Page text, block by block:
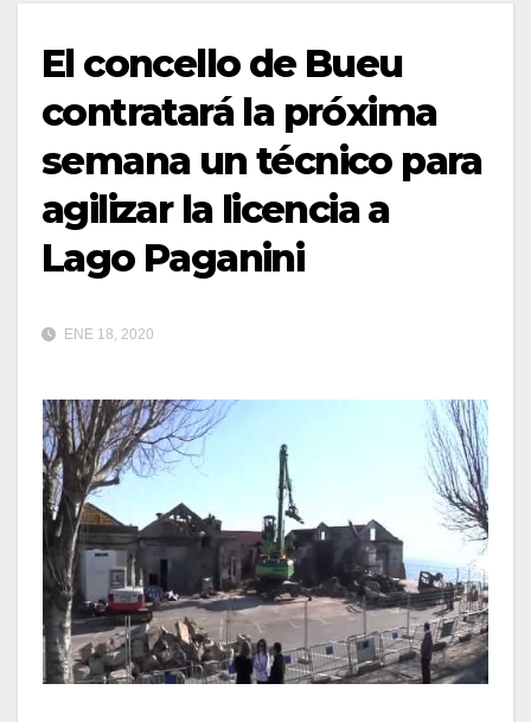
El concello de Bueu
contratará la próxima
semana un técnico para
agilizar la licencia a
Lago Paganini
ENE 18, 2020